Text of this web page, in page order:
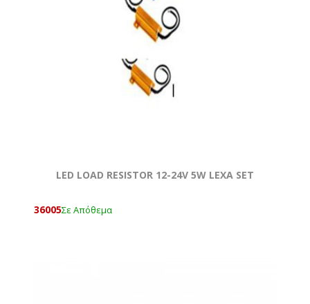
LED LOAD RESISTOR 12-24V 5W LEXA SET
36005Σε Απόθεμα